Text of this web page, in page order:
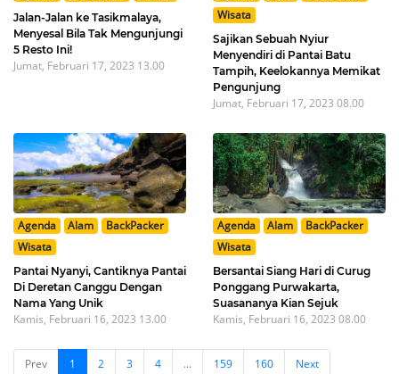
Jalan-Jalan ke Tasikmalaya,
Menyesal Bila Tak Mengunjungi
5 Resto Ini!
Jumat, Februari 17, 2023 13.00
Wisata
Sajikan Sebuah Nyiur
Menyendiri di Pantai Batu
Tampih, Keelokannya Memikat
Pengunjung
Jumat, Februari 17, 2023 08.00
Agenda Alam
BackPacker
Wisata
Pantai Nyanyi, Cantiknya Pantai
Di Deretan Canggu Dengan
Nama Yang Unik
Kamis, Februari 16, 2023 13.00
Agenda Alam
BackPacker
Wisata
Bersantai Siang Hari di Curug
Ponggang Purwakarta,
Suasananya Kian Sejuk
Kamis, Februari 16, 2023 08.00
Prev 1 2 3 4 ... 159 160 Next